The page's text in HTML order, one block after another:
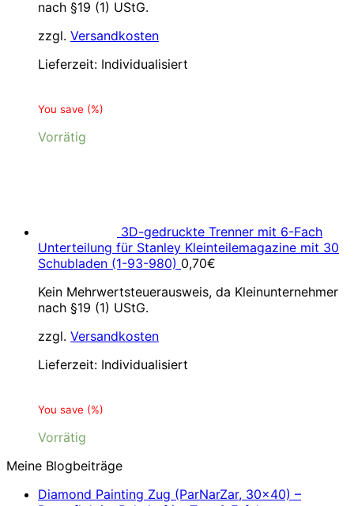
nach §19 (1) UStG.
zzgl. Versandkosten
Lieferzeit: Individualisiert
You save (%)
Vorrätig
3D-gedruckte Trenner mit 6-Fach
Unterteilung für Stanley Kleinteilemagazine mit 30
Schubladen (1-93-980) 0,70€
Kein Mehrwertsteuerausweis, da Kleinunternehmer
nach §19 (1) UStG.
zzgl. Versandkosten
Lieferzeit: Individualisiert
You save (%)
Vorrätig
Meine Blogbeiträge
Diamond Painting Zug (ParNarZar, 30×40) –